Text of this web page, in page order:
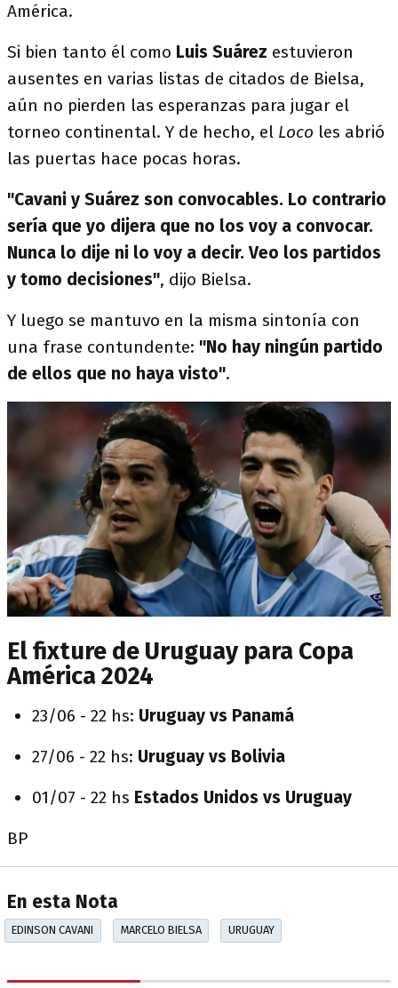
América.
Si bien tanto él como Luis Suárez estuvieron
ausentes en varias listas de citados de Bielsa,
aún no pierden las esperanzas para jugar el
torneo continental. Y de hecho, el Loco les abrió
las puertas hace pocas horas.
"Cavani y Suárez son convocables. Lo contrario
sería que yo dijera que no los voy a convocar.
Nunca lo dije ni lo voy a decir. Veo los partidos
y tomo decisiones", dijo Bielsa.
Y luego se mantuvo en la misma sintonía con
una frase contundente: "No hay ningún partido
de ellos que no haya visto".
El fixture de Uruguay para Copa
América 2024
23/06 - 22 hs: Uruguay vs Panamá
27/06 - 22 hs: Uruguay vs Bolivia
01/07 - 22 hs Estados Unidos vs Uruguay
BP
En esta Nota
EDINSON CAVANI MARCELO BIELSA URUGUAY